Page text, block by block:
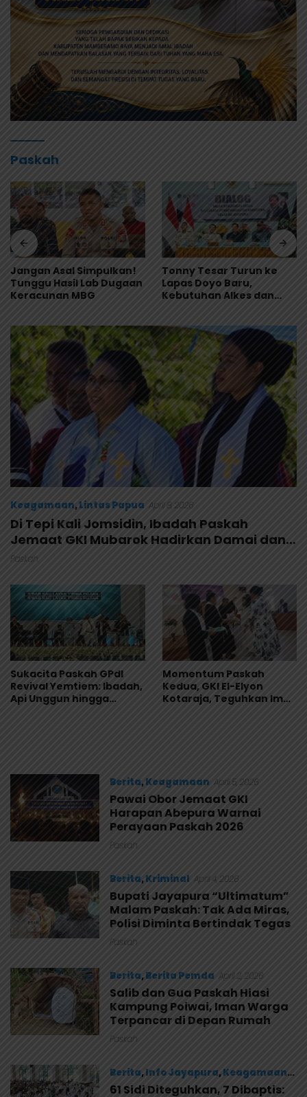
Paskah
Jangan Asal Simpulkan!
Tunggu Hasil Lab Dugaan
Keracunan MBG
Tonny Tesar Turun ke
Lapas Doyo Baru,
Kebutuhan Alkes dan
Keagamaan,Lintas Papua April 8, 2026
Di Tepi Kali Jomsidin, Ibadah Paskah
Jemaat GKI Mubarok Hadirkan Damai dan
Makna Pengorbanan Kristus
Paskah
Sukacita Paskah GPdI
Revival Yemtiem: Ibadah,
Api Unggun hingga
Momentum Paskah
Kedua, GKI El-Elyon
Kotaraja, Teguhkan Iman
Berita,Keagamaan April 5, 2026
Pawai Obor Jemaat GKI
Harapan Abepura Warnai
Perayaan Paskah 2026
Paskah
Berita,Kriminal April 4, 2026
Bupati Jayapura “Ultimatum”
Malam Paskah: Tak Ada Miras,
Polisi Diminta Bertindak Tegas
Paskah
Berita,Berita Pemda April 2, 2026
Salib dan Gua Paskah Hiasi
Kampung Poiwai, Iman Warga
Terpancar di Depan Rumah
Paskah
Berita,Info Jayapura,Keagamaan
Maret 29, 2026
61 Sidi Diteguhkan, 7 Dibaptis: